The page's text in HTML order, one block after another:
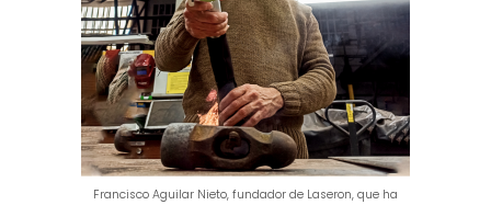
Francisco Aguilar Nieto, fundador de Laseron, que ha